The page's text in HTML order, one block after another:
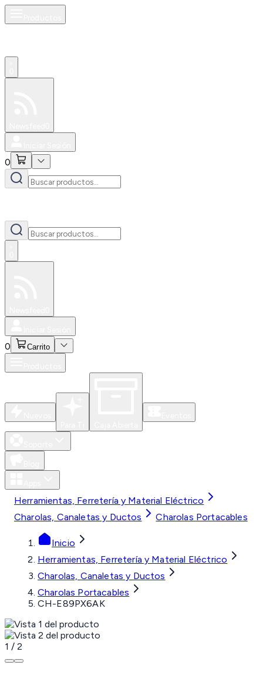
0
0 Carrito
Herramientas, Ferretería y Material Eléctrico
Charolas, Canaletas y Ductos
Charolas Portacables
Inicio
Herramientas, Ferretería y Material Eléctrico
Charolas, Canaletas y Ductos
Charolas Portacables
CH-E89PX6AK
1 / 2